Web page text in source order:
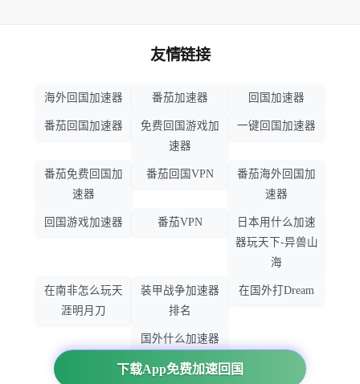
下载App免费加速回国
友情链接
海外回国加速器 番茄加速器 回国加速器
番茄回国加速器
免费回国游戏加
速器
一键回国加速器
番茄免费回国加
速器
番茄回国VPN
番茄海外回国加
速器
回国游戏加速器 番茄VPN
日本用什么加速
器玩天下-异兽山
海
在南非怎么玩天
涯明月刀
装甲战争加速器
排名
在国外打Dream
国外什么加速器
玩暗黑破坏神